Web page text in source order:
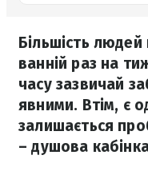
Більшість
ванній раз на
часу зазвичай
явними. Втім, є
залишається
– душова